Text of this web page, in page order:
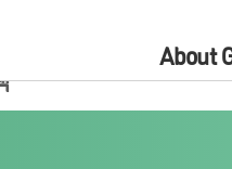
About